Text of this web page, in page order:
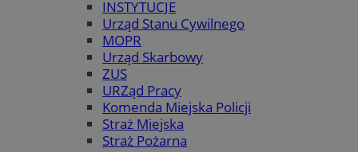
INSTYTUCJE
Urząd Stanu Cywilnego
MOPR
Urząd Skarbowy
ZUS
URZąd Pracy
Komenda Miejska Policji
Straż Miejska
Straż Pożarna